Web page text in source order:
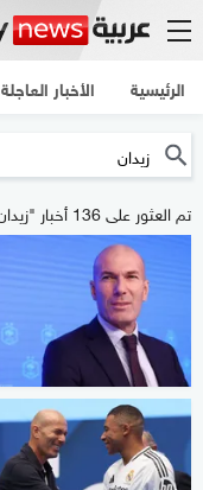
الرئيسية الأخبار العاجلة
تم العثور على 136 أخبار "زيدان"